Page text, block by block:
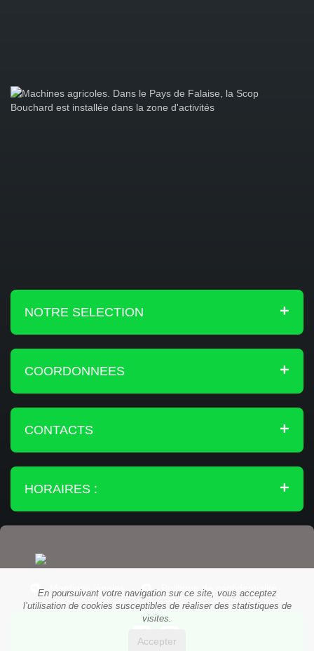
En poursuivant votre navigation sur ce site, vous acceptez
l’utilisation de cookies susceptibles de réaliser des statistiques de
visites.
Accepter
NOTRE SELECTION
COORDONNEES
CONTACTS
HORAIRES :
Mentions légales Politique de confidentialité